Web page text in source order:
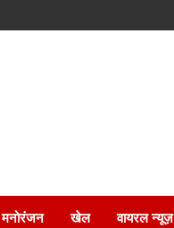
मनोरंजन खेल वायरल न्यूज़